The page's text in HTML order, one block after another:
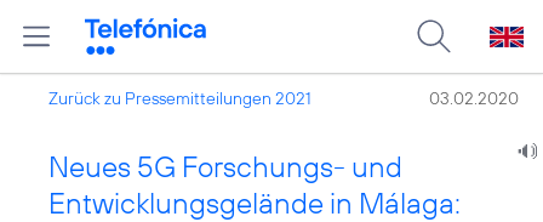
Zurück zu Pressemitteilungen 2021 03.02.2020
Neues 5G Forschungs- und
Entwicklungsgelände in Málaga: